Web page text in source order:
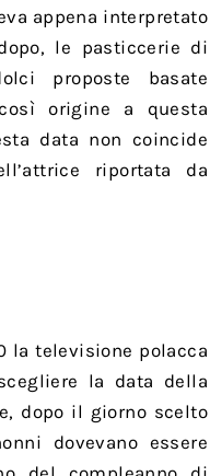
appena interpretato
le pasticcerie di
proposte basate
origine a questa
data non coincide
riportata da
la televisione polacca
la data della
dopo il giorno scelto
dovevano essere